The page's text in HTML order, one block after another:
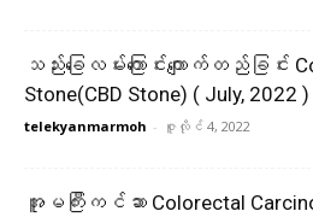
သည်းခြေလမ်းကြောင်းကျောက်တည်ခြင်း
Stone(CBD Stone) ( July, 2022 )
telekyanmarmoh - ဇူလိုင် 4, 2022
အူမကြီးကင်ဆာ Colorectal